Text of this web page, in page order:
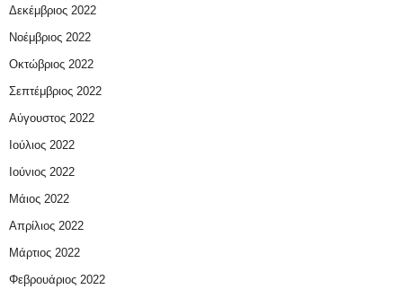
Δεκέμβριος 2022
Νοέμβριος 2022
Οκτώβριος 2022
Σεπτέμβριος 2022
Αύγουστος 2022
Ιούλιος 2022
Ιούνιος 2022
Μάιος 2022
Απρίλιος 2022
Μάρτιος 2022
Φεβρουάριος 2022